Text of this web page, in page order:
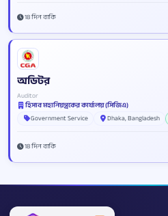
18 দিন বাকি
অডিটর
Auditor
হিসাব মহানিয়ন্ত্রকের কার্যালয় (সিজিএ)
Government Service
Dhaka, Bangladesh
18 দিন বাকি